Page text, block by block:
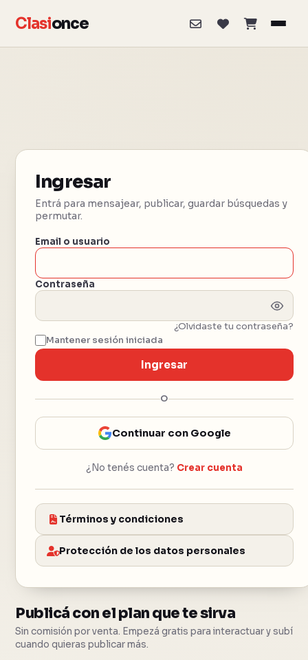
Clasionce
Ingresar
Entrá para mensajear, publicar, guardar búsquedas y
permutar.
Email o usuario
Contraseña
¿Olvidaste tu contraseña?
Mantener sesión iniciada
Ingresar
O
Continuar con Google
¿No tenés cuenta? Crear cuenta
Términos y condiciones
Protección de los datos personales
Publicá con el plan que te sirva
Sin comisión por venta. Empezá gratis para interactuar y subí
cuando quieras publicar más.